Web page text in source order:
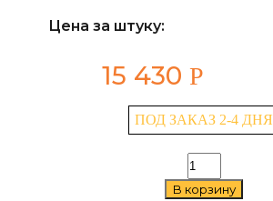
Цена за штуку:
15 430 Р
ПОД ЗАКАЗ 2-4 ДНЯ
Количество
товара
K&K
В корзину